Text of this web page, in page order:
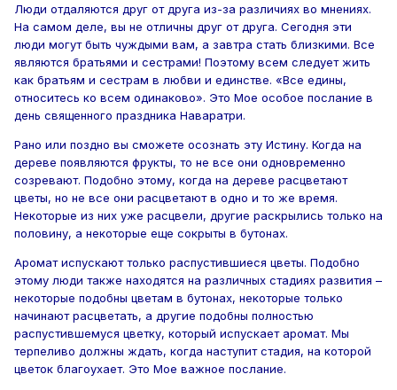
Люди отдаляются друг от друга из-за различиях во мнениях.
На самом деле, вы не отличны друг от друга. Сегодня эти
люди могут быть чуждыми вам, а завтра стать близкими. Все
являются братьями и сестрами! Поэтому всем следует жить
как братьям и сестрам в любви и единстве. «Все едины,
относитесь ко всем одинаково». Это Мое особое послание в
день священного праздника Наваратри.
Рано или поздно вы сможете осознать эту Истину. Когда на
дереве появляются фрукты, то не все они одновременно
созревают. Подобно этому, когда на дереве расцветают
цветы, но не все они расцветают в одно и то же время.
Некоторые из них уже расцвели, другие раскрылись только на
половину, а некоторые еще сокрыты в бутонах.
Аромат испускают только распустившиеся цветы. Подобно
этому люди также находятся на различных стадиях развития –
некоторые подобны цветам в бутонах, некоторые только
начинают расцветать, а другие подобны полностью
распустившемуся цветку, который испускает аромат. Мы
терпеливо должны ждать, когда наступит стадия, на которой
цветок благоухает. Это Мое важное послание.